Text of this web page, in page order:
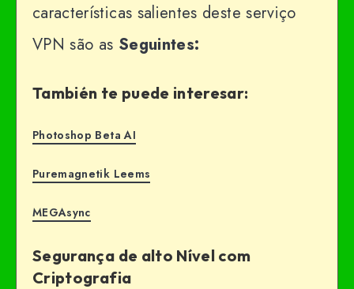
características salientes deste serviço
VPN são as Seguintes:
También te puede interesar:
Photoshop Beta AI
Puremagnetik Leems
MEGAsync
Segurança de alto Nível com
Criptografia